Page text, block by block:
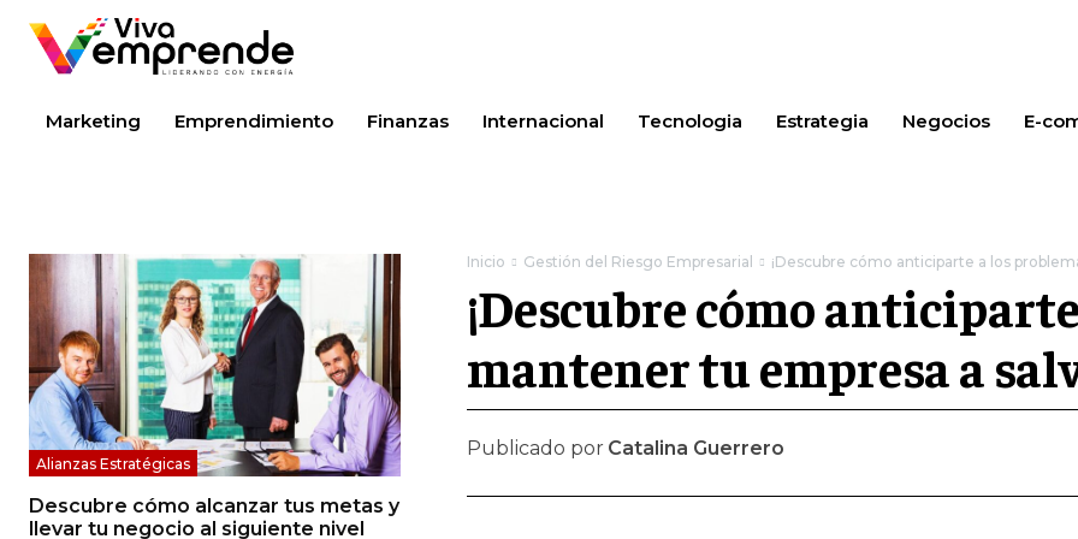
Marketing Emprendimiento Finanzas Internacional Tecnologia Estrategia Negocios E-
Alianzas Estratégicas
Descubre cómo alcanzar tus metas y
llevar tu negocio al siguiente nivel
Inicio Gestión del Riesgo Empresarial ¡Descubre cómo anticiparte a los
¡Descubre cómo
mantener tu empresa a
Publicado por Catalina Guerrero